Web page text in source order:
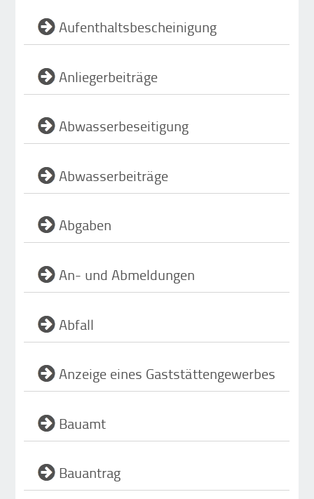
Aufenthaltsbescheinigung
Anliegerbeiträge
Abwasserbeseitigung
Abwasserbeiträge
Abgaben
An- und Abmeldungen
Abfall
Anzeige eines Gaststättengewerbes
Bauamt
Bauantrag